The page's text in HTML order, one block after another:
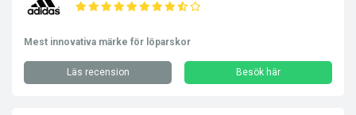
Mest innovativa märke för löparskor
Läs recension Besök här